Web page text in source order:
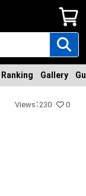
Ranking Gallery
Views ：230 0